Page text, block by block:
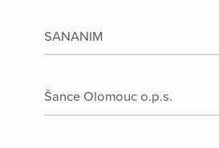
SANANIM
Šance Olomouc o.p.s.